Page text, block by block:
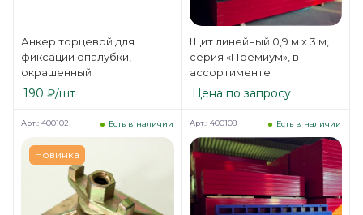
Анкер торцевой для
фиксации опалубки,
окрашенный
190 ₽/шт
Щит линейный 0,9 м х 3 м,
серия «Премиум», в
ассортименте
Цена по запросу
Новинка
Есть в наличии
Арт.: 400102 Есть в наличии
Арт.: 400108